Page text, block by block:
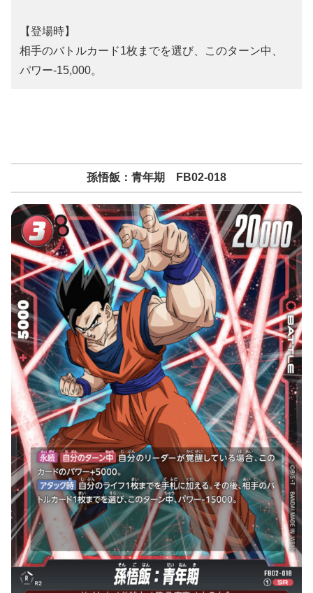
【登場時】
相手のバトルカード1枚までを選び、このターン中、
パワー-15,000。
孫悟飯：青年期 FB02-018